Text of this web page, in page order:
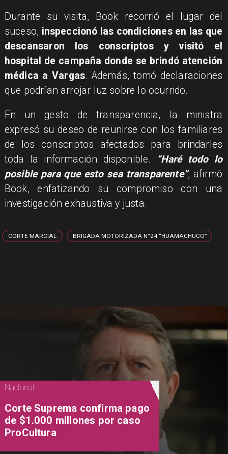
Durante su visita, Book recorrió el lugar del
suceso, inspeccionó las condiciones en las que
descansaron los conscriptos y visitó el
hospital de campaña donde se brindó atención
médica a Vargas. Además, tomó declaraciones
que podrían arrojar luz sobre lo ocurrido.
En un gesto de transparencia, la ministra
expresó su deseo de reunirse con los familiares
de los conscriptos afectados para brindarles
toda la información disponible.
“Haré todo lo
posible para que esto sea transparente”, afirmó
Book, enfatizando su compromiso con una
investigación exhaustiva y justa.
CORTE MARCIAL BRIGADA MOTORIZADA N°24 “HUAMACHUCO”
Nacional
Corte Suprema confirma pago
de $1.000 millones por caso
ProCultura